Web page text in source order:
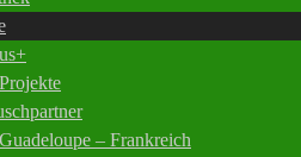
Projekte
Guadeloupe – Frankreich